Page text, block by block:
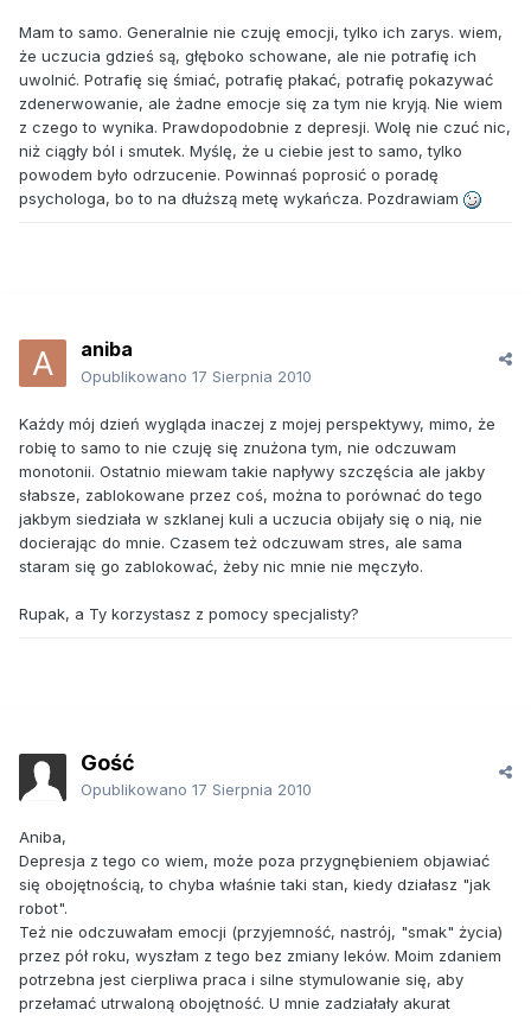
Mam to samo. Generalnie nie czuję emocji, tylko ich zarys. wiem,
że uczucia gdzieś są, głęboko schowane, ale nie potrafię ich
uwolnić. Potrafię się śmiać, potrafię płakać, potrafię pokazywać
zdenerwowanie, ale żadne emocje się za tym nie kryją. Nie wiem
z czego to wynika. Prawdopodobnie z depresji. Wolę nie czuć nic,
niż ciągły ból i smutek. Myślę, że u ciebie jest to samo, tylko
powodem było odrzucenie. Powinnaś poprosić o poradę
psychologa, bo to na dłuższą metę wykańcza. Pozdrawiam
aniba
Opublikowano 17 Sierpnia 2010
Każdy mój dzień wygląda inaczej z mojej perspektywy, mimo, że
robię to samo to nie czuję się znużona tym, nie odczuwam
monotonii. Ostatnio miewam takie napływy szczęścia ale jakby
słabsze, zablokowane przez coś, można to porównać do tego
jakbym siedziała w szklanej kuli a uczucia obijały się o nią, nie
docierając do mnie. Czasem też odczuwam stres, ale sama
staram się go zablokować, żeby nic mnie nie męczyło.
Rupak, a Ty korzystasz z pomocy specjalisty?
Gość
Opublikowano 17 Sierpnia 2010
Aniba,
Depresja z tego co wiem, może poza przygnębieniem objawiać
się obojętnością, to chyba właśnie taki stan, kiedy działasz "jak
robot".
Też nie odczuwałam emocji (przyjemność, nastrój, "smak" życia)
przez pół roku, wyszłam z tego bez zmiany leków. Moim zdaniem
potrzebna jest cierpliwa praca i silne stymulowanie się, aby
przełamać utrwaloną obojętność. U mnie zadziałały akurat